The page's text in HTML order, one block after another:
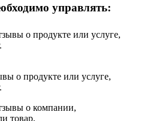
управлять:
о продукте или услуге,